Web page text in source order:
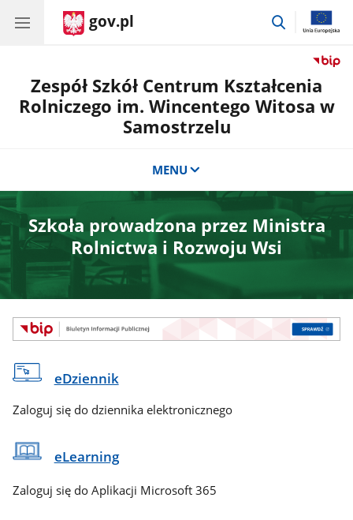
gov.pl
przejdź
Zespół Szkół Centrum Kształcenia
Rolniczego im. Wincentego Witosa w
Samostrzelu
MENU
Szkoła prowadzona przez Ministra
Rolnictwa i Rozwoju Wsi
eDziennik
Zaloguj się do dziennika elektronicznego
eLearning
Zaloguj się do Aplikacji Microsoft 365